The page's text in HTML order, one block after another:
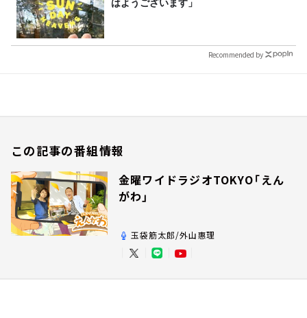
はようございます」
Recommended by
この記事の番組情報
金曜ワイドラジオTOKYO「えん
がわ」
玉袋筋太郎/外山惠理